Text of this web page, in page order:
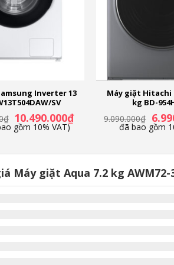
có khối lượng giặt là 7.2 kg , máy giặt
tích hợp đa dạng chương trình
Inverter 13
SV
₫ Giá
gốc
là:
10.490.000₫Giá
gồm 10% VAT)
Máy giặt Hitachi
kg BD-
9.090.000₫ Giá
gốc
là:
đã bao gồm
Máy giặt Aqua 7.2 kg AWM72-